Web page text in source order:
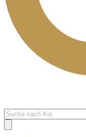
Products
search